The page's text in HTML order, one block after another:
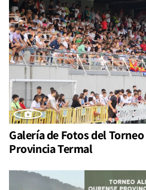
Galería de Fotos del
Provincia Termal